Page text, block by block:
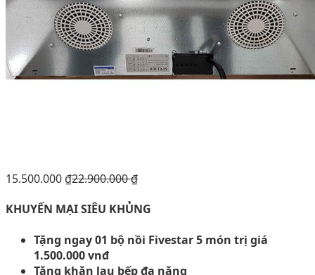
15.500.000 ₫22.900.000₫
KHUYẾN MẠI SIÊU KHỦNG
Tặng ngay 01 bộ nồi Fivestar 5 món trị giá
1.500.000 vnđ
Tặng khăn lau bếp đa năng